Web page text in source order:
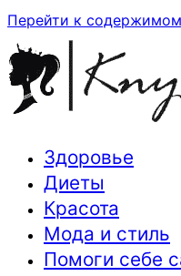
Перейти к
Траектория
Здоровье
Диеты
Красота
Мода и стиль
Помоги себе